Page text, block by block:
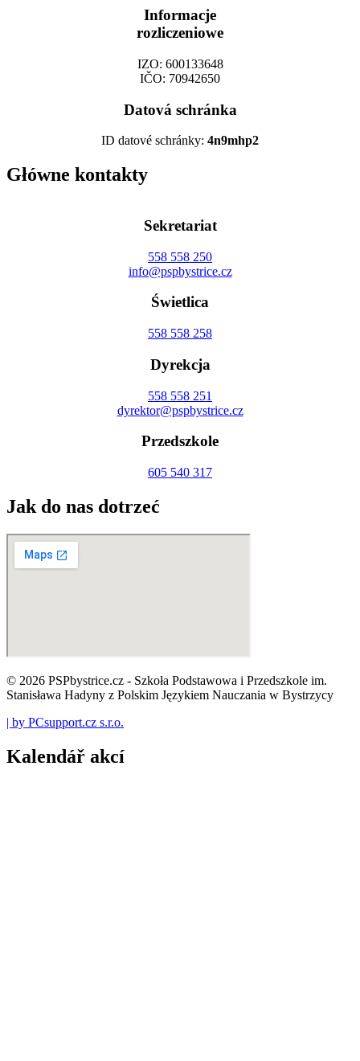
Informacje
rozliczeniowe
IZO: 600133648
IČO: 70942650
Datová schránka
ID datové schránky: 4n9mhp2
Główne kontakty
Sekretariat
558 558 250
info@pspbystrice.cz
Świetlica
558 558 258
Dyrekcja
558 558 251
dyrektor@pspbystrice.cz
Przedszkole
605 540 317
Jak do nas dotrzeć
© 2026 PSPbystrice.cz - Szkoła Podstawowa i Przedszkole im.
Stanisława Hadyny z Polskim Językiem Nauczania w Bystrzycy
| by PCsupport.cz s.r.o.
Kalendář akcí